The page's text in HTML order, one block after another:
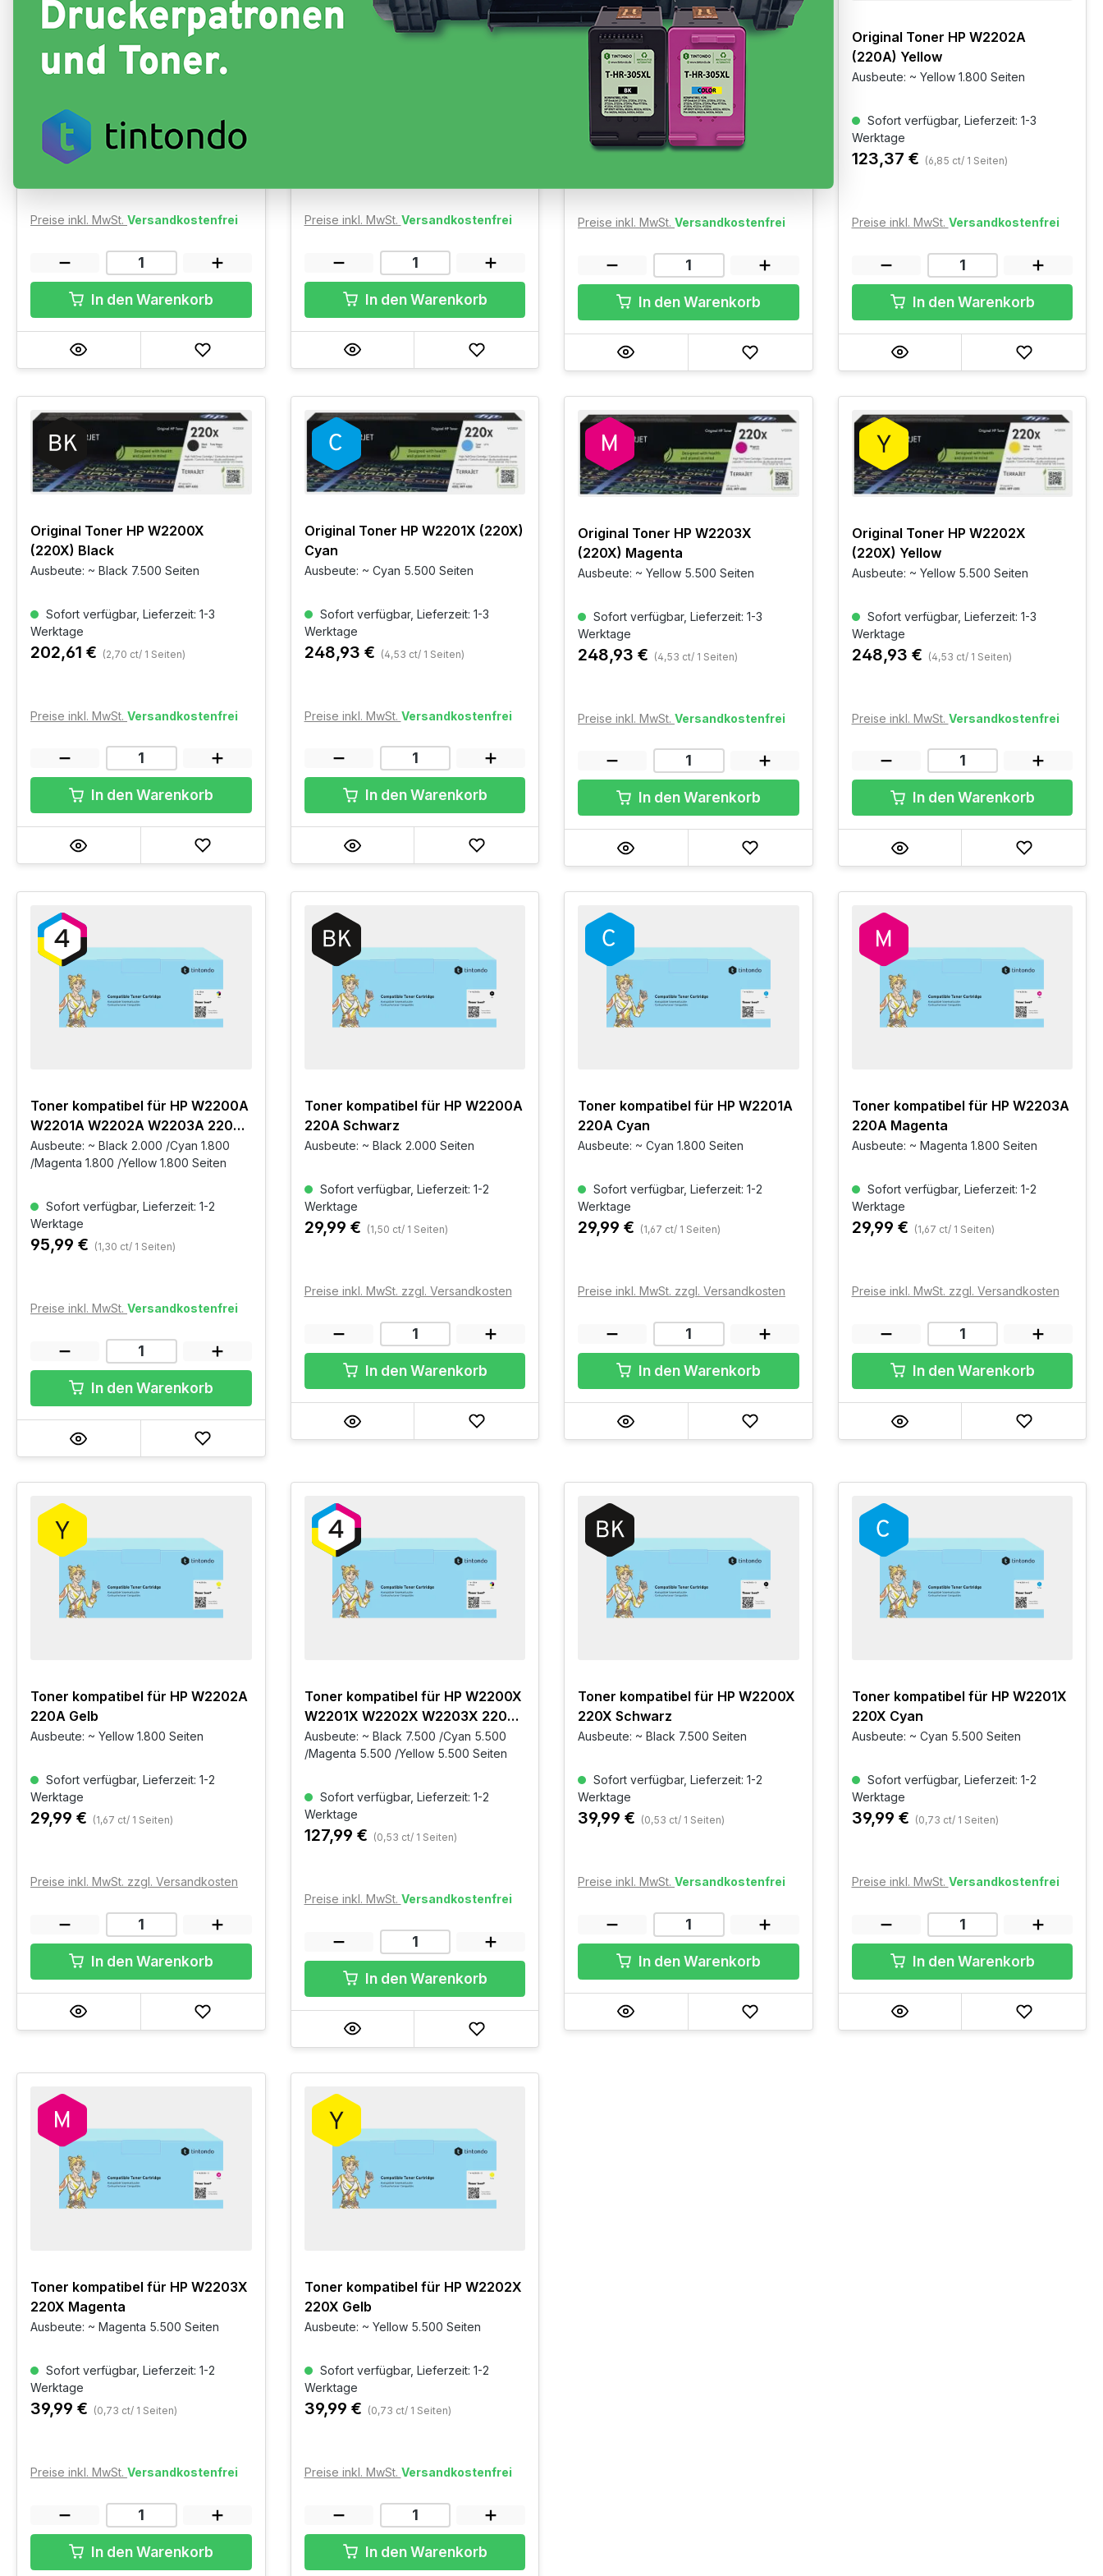
Original Toner HP W2200A
(220A) Black
Ausbeute: ~ Black 2.000 Seiten
Sofort verfügbar, Lieferzeit: 1-3
Werktage
103,52 €
Preise inkl. MwSt. Versandkostenfrei
In den Warenkorb
Original Toner HP W2201A (220A)
Preise inkl. MwSt. Versandkostenfrei
In den Warenkorb
Original Toner HP W2203A
(220A) Magenta
Ausbeute: ~ Magenta 1.800 Seiten
Sofort verfügbar, Lieferzeit: 1-3
Werktage
123,37 €
Preise inkl. MwSt. Versandkostenfrei
In den Warenkorb
Original Toner HP W2202A
(220A) Yellow
Ausbeute: ~ Yellow 1.800 Seiten
Sofort verfügbar, Lieferzeit: 1-3
Werktage
123,37 € (6,85 ct/ 1 Seiten)
Preise inkl. MwSt. Versandkostenfrei
In den Warenkorb
Original Toner HP W2200X
(220X) Black
Ausbeute: ~ Black 7.500 Seiten
Sofort verfügbar, Lieferzeit: 1-3
Werktage
202,61 € (2,70 ct/ 1 Seiten)
Preise inkl. MwSt. Versandkostenfrei
In den Warenkorb
Original Toner HP W2201X (220X)
Cyan
Ausbeute: ~ Cyan 5.500 Seiten
Sofort verfügbar, Lieferzeit: 1-3
Werktage
248,93 € (4,53 ct/ 1 Seiten)
Preise inkl. MwSt. Versandkostenfrei
In den Warenkorb
Original Toner HP W2203X
(220X) Magenta
Ausbeute: ~ Yellow 5.500 Seiten
Sofort verfügbar, Lieferzeit: 1-3
Werktage
248,93 € (4,53 ct/ 1 Seiten)
Preise inkl. MwSt. Versandkostenfrei
In den Warenkorb
Original Toner HP W2202X
(220X) Yellow
Ausbeute: ~ Yellow 5.500 Seiten
Sofort verfügbar, Lieferzeit: 1-3
Werktage
248,93 € (4,53 ct/ 1 Seiten)
Preise inkl. MwSt. Versandkostenfrei
In den Warenkorb
Toner kompatibel für HP W2200A
W2201A W2202A W2203A 220A
BKCMY 4er Set
Ausbeute: ~ Black 2.000 /Cyan 1.800
/Magenta 1.800 /Yellow 1.800 Seiten
Sofort verfügbar, Lieferzeit: 1-2
Werktage
95,99 € (1,30 ct/ 1 Seiten)
Preise inkl. MwSt. Versandkostenfrei
In den Warenkorb
Toner kompatibel für HP W2200A
220A Schwarz
Ausbeute: ~ Black 2.000 Seiten
Sofort verfügbar, Lieferzeit: 1-2
Werktage
29,99 € (1,50 ct/ 1 Seiten)
Preise inkl. MwSt. zzgl. Versandkosten
In den Warenkorb
Toner kompatibel für HP W2201A
220A Cyan
Ausbeute: ~ Cyan 1.800 Seiten
Sofort verfügbar, Lieferzeit: 1-2
Werktage
29,99 € (1,67 ct/ 1 Seiten)
Preise inkl. MwSt. zzgl. Versandkosten
In den Warenkorb
Toner kompatibel für HP W2203A
220A Magenta
Ausbeute: ~ Magenta 1.800 Seiten
Sofort verfügbar, Lieferzeit: 1-2
Werktage
29,99 € (1,67 ct/ 1 Seiten)
Preise inkl. MwSt. zzgl. Versandkosten
In den Warenkorb
Toner kompatibel für HP W2202A
220A Gelb
Ausbeute: ~ Yellow 1.800 Seiten
Sofort verfügbar, Lieferzeit: 1-2
Werktage
29,99 € (1,67 ct/ 1 Seiten)
Preise inkl. MwSt. zzgl. Versandkosten
In den Warenkorb
Toner kompatibel für HP W2200X
W2201X W2202X W2203X 220X
BKCMY 4er Set
Ausbeute: ~ Black 7.500 /Cyan 5.500
/Magenta 5.500 /Yellow 5.500 Seiten
Sofort verfügbar, Lieferzeit: 1-2
Werktage
127,99 € (0,53 ct/ 1 Seiten)
Preise inkl. MwSt. Versandkostenfrei
In den Warenkorb
Toner kompatibel für HP W2200X
220X Schwarz
Ausbeute: ~ Black 7.500 Seiten
Sofort verfügbar, Lieferzeit: 1-2
Werktage
39,99 € (0,53 ct/ 1 Seiten)
Preise inkl. MwSt. Versandkostenfrei
In den Warenkorb
Toner kompatibel für HP W2201X
220X Cyan
Ausbeute: ~ Cyan 5.500 Seiten
Sofort verfügbar, Lieferzeit: 1-2
Werktage
39,99 € (0,73 ct/ 1 Seiten)
Preise inkl. MwSt. Versandkostenfrei
In den Warenkorb
Toner kompatibel für HP W2203X
220X Magenta
Ausbeute: ~ Magenta 5.500 Seiten
Sofort verfügbar, Lieferzeit: 1-2
Werktage
39,99 € (0,73 ct/ 1 Seiten)
Preise inkl. MwSt. Versandkostenfrei
In den Warenkorb
Toner kompatibel für HP W2202X
220X Gelb
Ausbeute: ~ Yellow 5.500 Seiten
Sofort verfügbar, Lieferzeit: 1-2
Werktage
39,99 € (0,73 ct/ 1 Seiten)
Preise inkl. MwSt. Versandkostenfrei
In den Warenkorb